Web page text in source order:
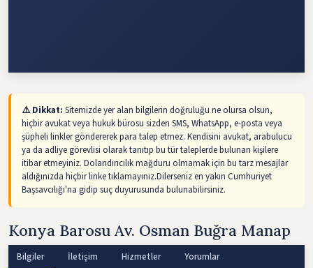
⚠️ Dikkat: Sitemizde yer alan bilgilerin doğruluğu ne olursa olsun,
hiçbir avukat veya hukuk bürosu sizden SMS, WhatsApp, e-posta veya
şüpheli linkler göndererek para talep etmez. Kendisini avukat, arabulucu
ya da adliye görevlisi olarak tanıtıp bu tür taleplerde bulunan kişilere
itibar etmeyiniz. Dolandırıcılık mağduru olmamak için bu tarz mesajlar
aldığınızda hiçbir linke tıklamayınız.Dilerseniz en yakın Cumhuriyet
Başsavcılığı'na gidip suç duyurusunda bulunabilirsiniz.
Konya Barosu Av. Osman Buğra Manap
Bilgiler İletişim Hizmetler Yorumlar